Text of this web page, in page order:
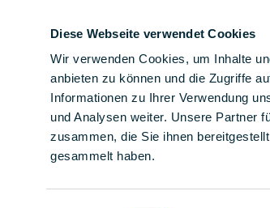
Diese Webseite verwendet Cookies
Wir verwenden Cookies, um Inhalte
anbieten zu können und die Zugriffe
Informationen zu Ihrer Verwendung
und Analysen weiter. Unsere Partner
zusammen, die Sie ihnen
gesammelt haben.
49 (0) 9225 95500 Οι λύσεις
2024